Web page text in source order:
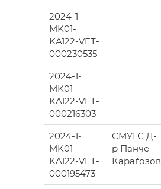
2024-1-
MK01-
KA122-VET-
000230535
2024-1-
MK01-
KA122-VET-
000216303
2024-1-
MK01-
KA122-VET-
000195473
СМУГС Д-
р Панче
Караѓозов